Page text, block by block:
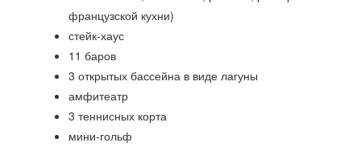
французской кухни)
стейк-хаус
11 баров
3 открытых бассейна в виде лагуны
амфитеатр
3 теннисных корта
мини-гольф